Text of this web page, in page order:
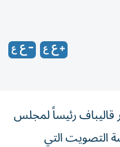
قاليباف رئيساً لمجلس
التصويت التي